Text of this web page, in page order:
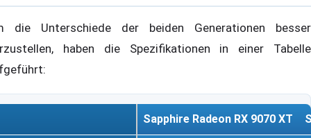
die Unterschiede der beiden Generationen besser
haben die Spezifikationen in einer Tabelle
Sapphire Radeon RX 9070 XT